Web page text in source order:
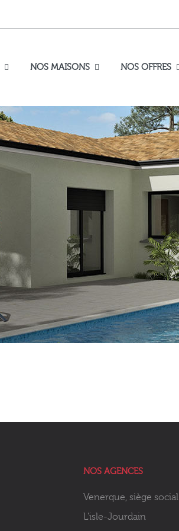
NOS MAISONS NOS OFFRES
NOS AGENCES
Venerque, siège social
L'isle-Jourdain